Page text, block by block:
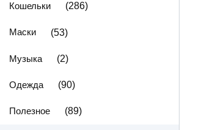
Кошельки (286)
Маски (53)
Музыка (2)
Одежда (90)
Полезное (89)